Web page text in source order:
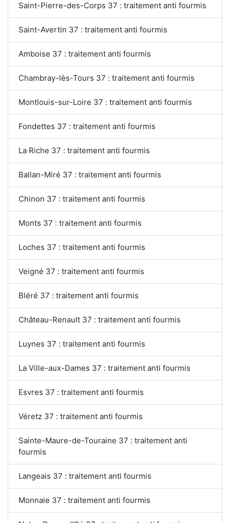
Saint-Pierre-des-Corps 37 : traitement anti fourmis
Saint-Avertin 37 : traitement anti fourmis
Amboise 37 : traitement anti fourmis
Chambray-lès-Tours 37 : traitement anti fourmis
Montlouis-sur-Loire 37 : traitement anti fourmis
Fondettes 37 : traitement anti fourmis
La Riche 37 : traitement anti fourmis
Ballan-Miré 37 : traitement anti fourmis
Chinon 37 : traitement anti fourmis
Monts 37 : traitement anti fourmis
Loches 37 : traitement anti fourmis
Veigné 37 : traitement anti fourmis
Bléré 37 : traitement anti fourmis
Château-Renault 37 : traitement anti fourmis
Luynes 37 : traitement anti fourmis
La Ville-aux-Dames 37 : traitement anti fourmis
Esvres 37 : traitement anti fourmis
Véretz 37 : traitement anti fourmis
Sainte-Maure-de-Touraine 37 : traitement anti
fourmis
Langeais 37 : traitement anti fourmis
Monnaie 37 : traitement anti fourmis